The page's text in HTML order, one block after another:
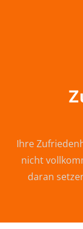
Ihre
nicht
daran